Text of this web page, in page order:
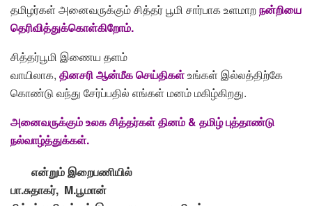
தமிழர்கள் அனைவருக்கும் சித்தர் பூமி சார்பாக உளமாறநன்றியை
தெரிவித்துக்கொள்கிறோம்.
சித்தர்பூமி இணைய தளம்
வாயிலாக, தினசரிஆன்மீகசெய்திகள்உங்கள் இல்லத்திற்கே
கொண்டு வந்து சேர்ப்பதில் எங்கள் மனம் மகிழ்கிறது.
அனைவருக்கும் உலக சித்தர்கள் தினம் & தமிழ் புத்தாண்டு
நல்வாழ்த்துக்கள்.
என்றும்இறைபணியில்
பா.சுதாகர், M.பூமான்